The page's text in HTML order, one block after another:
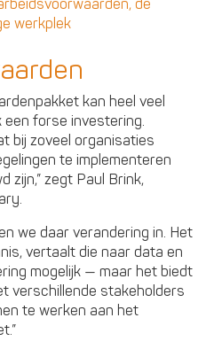
de
werkplek
kan heel veel
een forse investering.
bij zoveel organisaties
te implementeren
zijn,” zegt Paul Brink,
we daar verandering in. Het
vertaalt die naar data en
mogelijk — maar het biedt
verschillende stakeholders
te werken aan het